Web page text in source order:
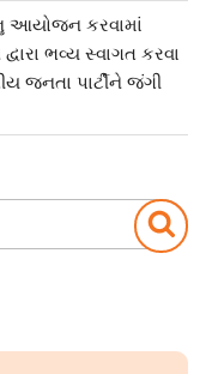
નુ આયોજન કરવામાં
ભવ્ય સ્વાગત કરવા
જનતા પાર્ટીને જંગી